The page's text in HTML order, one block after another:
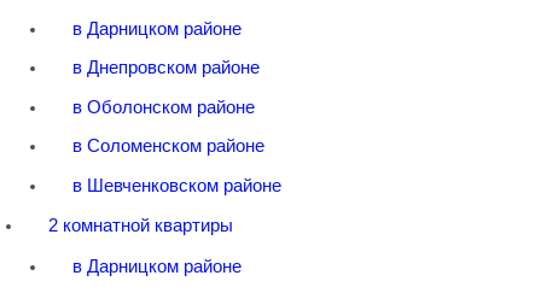
в Дарницком районе
в Днепровском районе
в Оболонском районе
в Соломенском районе
в Шевченковском районе
2 комнатной квартиры
в Дарницком районе